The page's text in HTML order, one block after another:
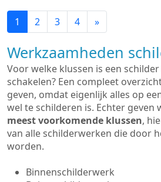
1 2 3 4 »
Werkzaamheden
Voor welke klussen is een
schakelen? Een compleet
geven, omdat eigenlijk alles op
wel te schilderen is. Echter geven
meest voorkomende klussen,
van alle schilderwerken die door
worden.
Binnenschilderwerk